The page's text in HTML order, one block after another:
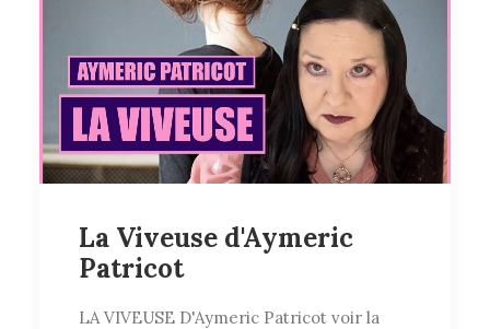
La Viveuse d'Aymeric
Patricot
LA VIVEUSE D'Aymeric Patricot voir la